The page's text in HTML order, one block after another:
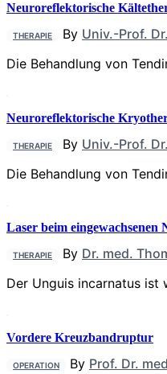
Neuroreflektorische
THERAPIE By Univ.-Prof.
Die Behandlung von
Neuroreflektorische
THERAPIE By Univ.-Prof.
Die Behandlung von
Laser beim eingewachsenen
THERAPIE By Dr. med.
Der Unguis incarnatus
Vordere Kreuzbandruptur
OPERATION By Prof. Dr.